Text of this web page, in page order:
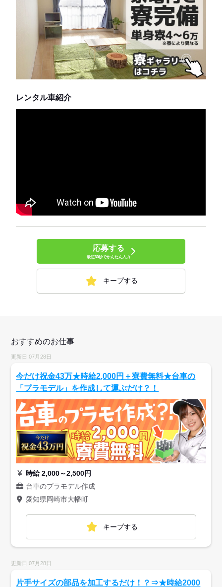
レンタル車紹介
応募する
最短30秒でかんたん入力
キープする
おすすめのお仕事
更新日:07月28日
今だけ祝金43万★時給2,000円＋寮費無料★台車の
「プラモデル」を作成して運ぶだけ？！
時給 2,000～2,500円
台車のプラモデル作成
愛知県岡崎市大幡町
キープする
更新日:07月28日
片手サイズの部品を加工するだけ！？⇒★時給2000